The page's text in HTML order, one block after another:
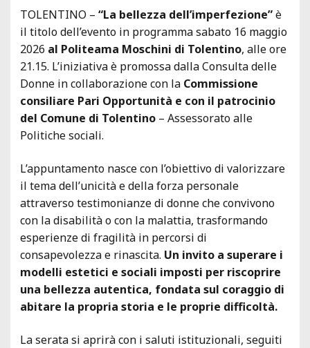
TOLENTINO – “La bellezza dell’imperfezione”è
il titolo dell’evento in programma sabato 16 maggio
2026 al Politeama Moschini di Tolentino, alle ore
21.15. L’iniziativa è promossa dalla Consulta delle
Donne in collaborazione con la Commissione
consiliare Pari Opportunità e con il patrocinio
del Comune di Tolentino – Assessorato alle
Politiche sociali.
L’appuntamento nasce con l’obiettivo di valorizzare
il tema dell’unicità e della forza personale
attraverso testimonianze di donne che convivono
con la disabilità o con la malattia, trasformando
esperienze di fragilità in percorsi di
consapevolezza e rinascita. Un invito a superare i
modelli estetici e sociali imposti per riscoprire
una bellezza autentica, fondata sul coraggio di
abitare la propria storia e le proprie difficoltà.
La serata si aprirà con i saluti istituzionali, seguiti